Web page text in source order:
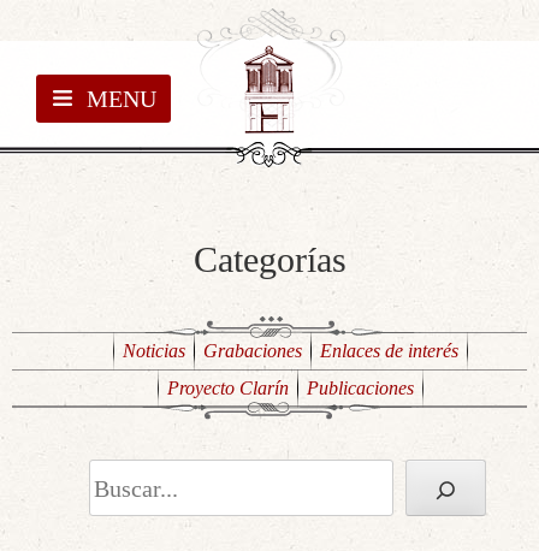
MENU
Categorías
Noticias Grabaciones
Enlaces de interés
Proyecto Clarín
Publicaciones
Buscar